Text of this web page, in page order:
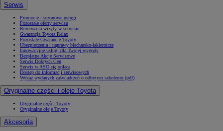
Serwis
Promocje i sezonowe usługi
Pozostałe oferty serwisu
Rezerwacja wizyty w serwisie
Gwarancja Toyota Relax
Pozostałe Gwarancje Toyoty
Ubezpieczenia i naprawy blacharsko-lakiernicze
Innowacyjne usługi dla Twojej wygody
Bezpłatne Akcje Serwisowe
Serwis Dobrych Cen
Serwis w ASO się opłaca
Dostęp do informacji serwisowych
Wykaz wydanych zaświadczeń o odbytym szkoleniu (pdf)
Oryginalne części i oleje Toyota
Oryginalne części Toyoty
Oryginalne oleje Toyoty
Akcesoria